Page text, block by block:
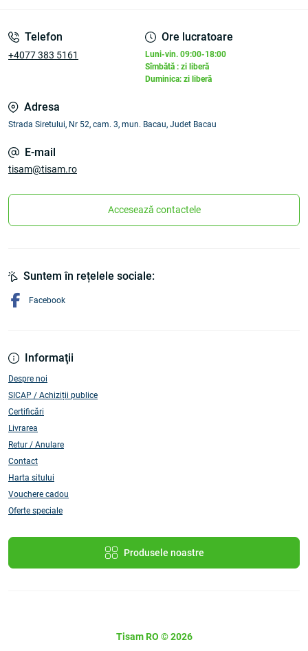
Telefon
+4077 383 5161
Ore lucratoare
Luni-vin. 09:00-18:00
Sîmbătă : zi liberă
Duminica: zi liberă
Adresa
Strada Siretului, Nr 52, cam. 3, mun. Bacau, Judet Bacau
E-mail
tisam@tisam.ro
Accesează contactele
Informaţii
Despre noi
SICAP / Achiziții publice
Certificări
Livrarea
Retur / Anulare
Contact
Harta sitului
Vouchere cadou
Oferte speciale
Produsele noastre
Suntem în rețelele sociale:
Facebook
Tisam RO © 2026